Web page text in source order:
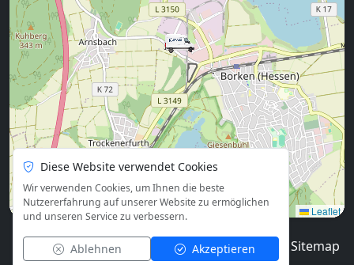
Leaflet
© 2026 Blog Impressum Datenschutz Sitemap
Diese Website verwendet Cookies
Wir verwenden Cookies, um Ihnen die beste
Nutzererfahrung auf unserer Website zu ermöglichen
und unseren Service zu verbessern.
Ablehnen Akzeptieren